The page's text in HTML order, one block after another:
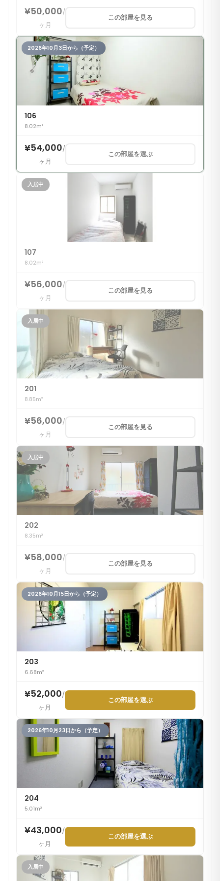
¥50,000/
ヶ月
この部屋を見る
2026年10月3日から（予定）
106
8.02m²
¥54,000/
ヶ月
この部屋を選ぶ
入居中
107
8.02m²
¥56,000/
ヶ月
この部屋を見る
入居中
201
8.85m²
¥56,000/
ヶ月
この部屋を見る
入居中
202
8.35m²
¥58,000/
ヶ月
この部屋を見る
2026年10月15日から（予定）
203
6.68m²
¥52,000/
ヶ月
この部屋を選ぶ
2026年10月23日から（予定）
204
5.01m²
¥43,000/
ヶ月
この部屋を選ぶ
入居中